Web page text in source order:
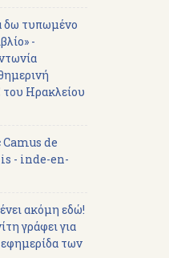
δω τυπωμένο
-
Ηρακλείου
de
- inde-en-
ακόμη εδώ!
γράφει για
των